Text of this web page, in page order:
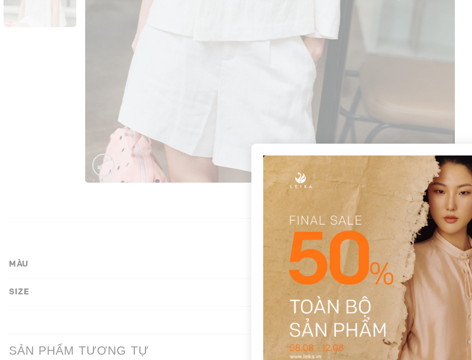
THÔNG TIN BỔ SUNG
MÀU Be
SIZE S, M, L
SẢN PHẨM TƯƠNG TỰ